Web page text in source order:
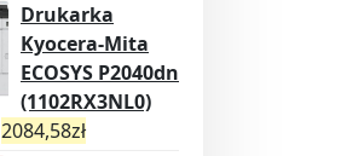
Drukarka
Kyocera-Mita
ECOSYS P2040dn
(1102RX3NL0)
2084,58zł